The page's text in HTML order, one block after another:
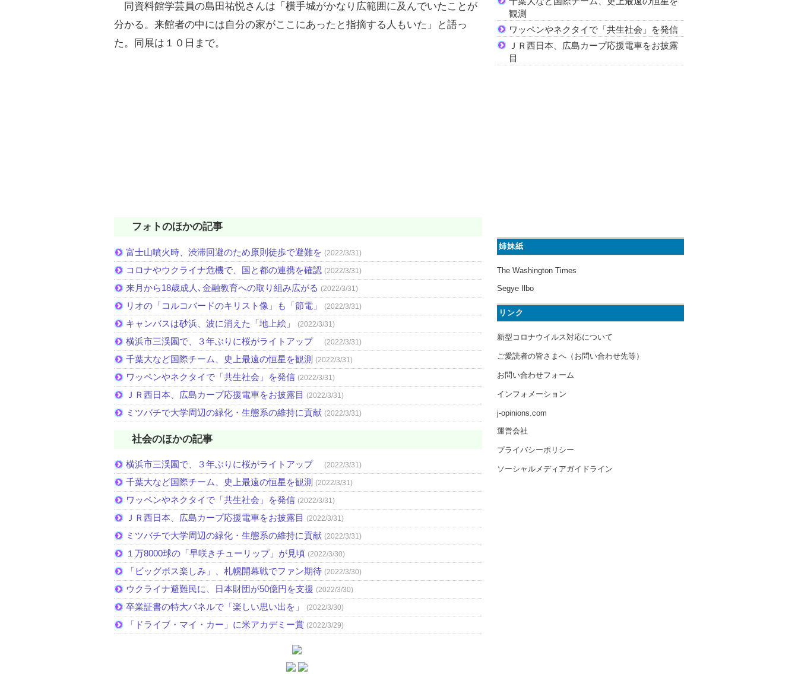
同資料館学芸員の島田祐悦さんは「横手城がかなり広範囲に及んでいたことが
分かる。来館者の中には自分の家がここにあったと指摘する人もいた」と語っ
た。同展は１０日まで。
フォトのほかの記事
富士山噴火時、渋滞回避のため原則徒歩で避難を (2022/3/31)
コロナやウクライナ危機で、国と都の連携を確認 (2022/3/31)
来月から18歳成人､金融教育への取り組み広がる (2022/3/31)
リオの「コルコバードのキリスト像」も「節電」 (2022/3/31)
キャンバスは砂浜、波に消えた「地上絵」 (2022/3/31)
横浜市三渓園で、３年ぶりに桜がライトアップ (2022/3/31)
千葉大など国際チーム、史上最遠の恒星を観測 (2022/3/31)
ワッペンやネクタイで「共生社会」を発信 (2022/3/31)
ＪＲ西日本、広島カープ応援電車をお披露目 (2022/3/31)
ミツバチで大学周辺の緑化・生態系の維持に貢献 (2022/3/31)
社会のほかの記事
横浜市三渓園で、３年ぶりに桜がライトアップ (2022/3/31)
千葉大など国際チーム、史上最遠の恒星を観測 (2022/3/31)
ワッペンやネクタイで「共生社会」を発信 (2022/3/31)
ＪＲ西日本、広島カープ応援電車をお披露目 (2022/3/31)
ミツバチで大学周辺の緑化・生態系の維持に貢献 (2022/3/31)
１万8000球の「早咲きチューリップ」が見頃 (2022/3/30)
「ビッグボス楽しみ」、札幌開幕戦でファン期待 (2022/3/30)
ウクライナ避難民に、日本財団が50億円を支援 (2022/3/30)
卒業証書の特大パネルで「楽しい思い出を」 (2022/3/30)
「ドライブ・マイ・カー」に米アカデミー賞 (2022/3/29)
観測
ワッペンやネクタイで「共生社会」を発信
ＪＲ西日本、広島カープ応援電車をお披露
目
姉妹紙
The Washington Times
Segye Ilbo
リンク
新型コロナウイルス対応について
ご愛読者の皆さまへ（お問い合わせ先等）
お問い合わせフォーム
インフォメーション
j-opinions.com
運営会社
プライバシーポリシー
ソーシャルメディアガイドライン